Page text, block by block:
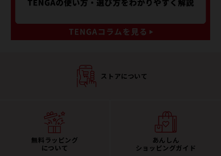
ストアについて
無料ラッピング
について
あんしん
ショッピングガイド